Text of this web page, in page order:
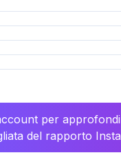
per
del rapporto